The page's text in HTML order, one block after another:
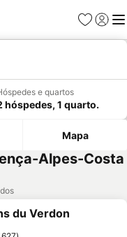
Favoritos
Iniciar
e quartos
hóspedes, 1 quarto.
Mapa
Alpes-Costa
aos favoritos
du Verdon